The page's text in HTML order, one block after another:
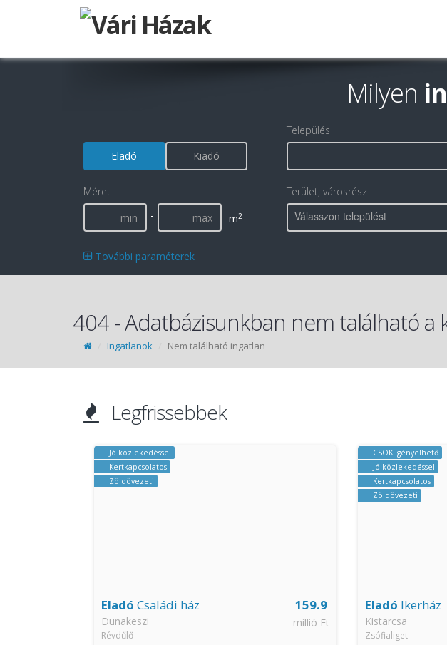
Milyen
Eladó Kiadó
Település
Méret
-
m2
Terület, városrész
Válasszon települést
További paraméterek
404 - Adatbázisunkban nem található a
Ingatlanok Nem található ingatlan
Legfrissebbek
CSOK igényelhető
Jó közlekedéssel
Kertkapcsolatos
143.9
millió Ft
Eladó Ikerház
Kistarcsa
Zsófialiget
Eladó Családi
Őrbottyán
Vácbottyán